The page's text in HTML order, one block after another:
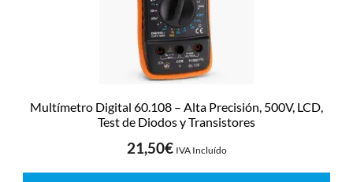
Multímetro Digital 60.108 – Alta Precisión, 500V, LCD,
Test de Diodos y Transistores
21,50€ IVA Incluído